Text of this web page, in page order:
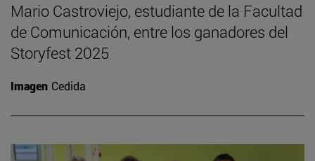
Mario Castroviejo, estudiante de la Facultad
de Comunicación, entre los ganadores del
Storyfest 2025
Imagen Cedida